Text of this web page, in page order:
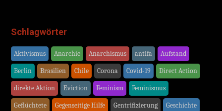
Schlagwörter
Aktivismus Anarchie Anarchismus antifa Aufstand
Berlin Brasilien Chile Corona Covid-19 Direct Action
direkte Aktion Eviction Feminism Feminismus
Geflüchtete Gegenseitige Hilfe Gentrifizierung Geschichte